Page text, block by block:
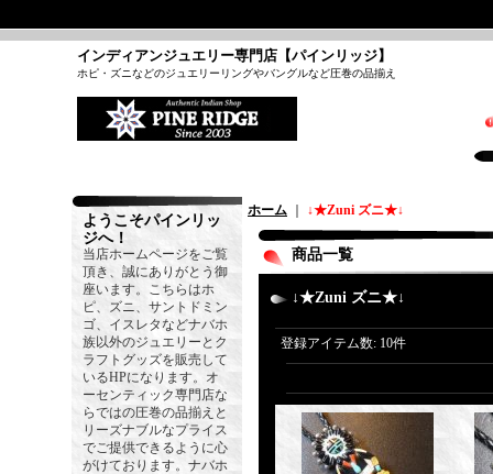
インディアンジュエリー専門店【パインリッジ】
ホピ・ズニなどのジュエリーリングやバングルなど圧巻の品揃え
ようこそパインリッ
ジへ！
当店ホームページをご覧
頂き、誠にありがとう御
座います。こちらはホ
ピ、ズニ、サントドミン
ゴ、イスレタなどナバホ
族以外のジュエリーとク
ラフトグッズを販売して
いるHPになります。オ
ーセンティック専門店な
らではの圧巻の品揃えと
リーズナブルなプライス
でご提供できるように心
がけております。ナバホ
ホーム ↓★Zuni ズニ★↓
商品一覧
↓★Zuni ズニ★↓
登録アイテム数: 10件